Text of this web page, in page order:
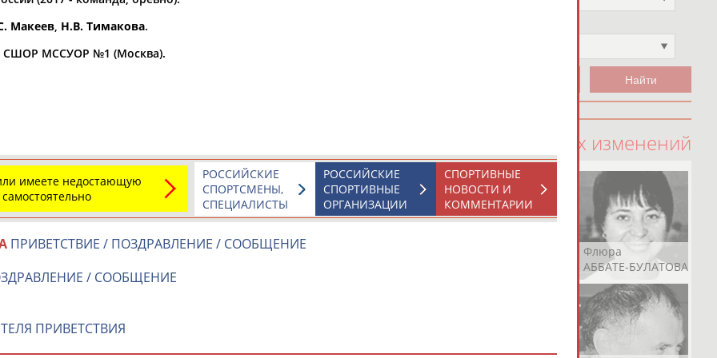
рождения
чч мм год
100 последних изменений
Юлия
Дмитрий
Тамилла
Флюра
АББАТЕ-БУЛАТОВА
Макеев Н.В. Тимакова.
СШОР МССУОР №1 (Москва).
имеете недостающую
СПОРТИВНЫЕ
НОВОСТИ И
КОММЕНТАРИИ
РОССИЙСКИЕ
СПОРТИВНЫЕ
ОРГАНИЗАЦИИ
РОССИЙСКИЕ
СПОРТСМЕНЫ,
СПЕЦИАЛИСТЫ
ПРИВЕТСТВИЕ / ПОЗДРАВЛЕНИЕ / СООБЩЕНИЕ
/ СООБЩЕНИЕ
ПРИВЕТСТВИЯ